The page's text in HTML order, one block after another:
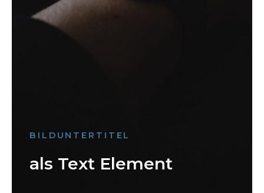
BILDUNTERTITEL
als Text Element